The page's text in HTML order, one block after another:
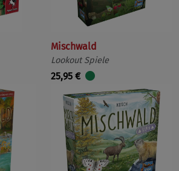
Mischwald
Lookout Spiele
25,95 €